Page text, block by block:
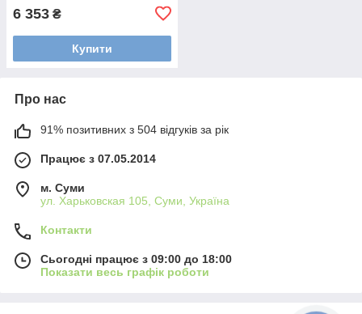
6 353 ₴
Купити
Про нас
91% позитивних з 504 відгуків за рік
Працює з 07.05.2014
м. Суми
ул. Харьковская 105, Суми, Україна
Контакти
Сьогодні працює з 09:00 до 18:00
Показати весь графік роботи